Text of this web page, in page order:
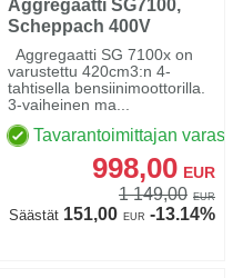
Aggregaatti SG7100,
Scheppach 400V
Aggregaatti SG 7100x on
varustettu 420cm3:n 4-
tahtisella bensiinimoottorilla.
3-vaiheinen ma...
Tavarantoimittajan
998,00 EUR
1 149,00 EUR
Säästät151,00 EUR -13.14%